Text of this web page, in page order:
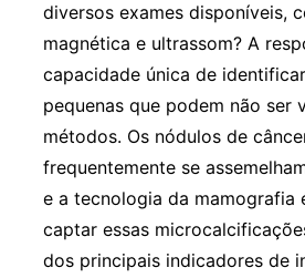
diversos exames disponíveis,
magnética e ultrassom? A
capacidade única de
pequenas que podem não ser
métodos. Os nódulos de
frequentemente se
e a tecnologia da mamografia
captar essas
dos principais indicadores de